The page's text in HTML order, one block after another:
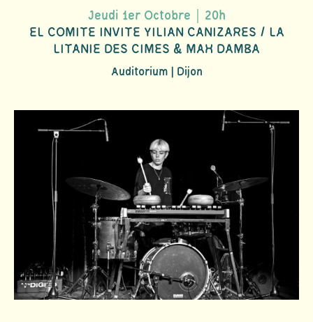
Jeudi 1er Octobre｜20h
EL COMITE INVITE YILIAN CANIZARES / LA
LITANIE DES CIMES & MAH DAMBA
Auditorium | Dijon